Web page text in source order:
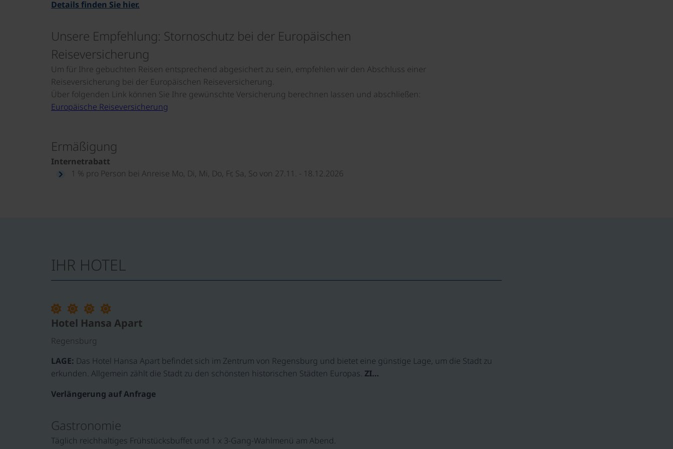
Details finden Sie hier.
Unsere Empfehlung: Stornoschutz bei der Europäischen
Reiseversicherung
Um für Ihre gebuchten Reisen entsprechend abgesichert zu sein, empfehlen wir den Abschluss einer
Reiseversicherung bei der Europäischen Reiseversicherung.
Über folgenden Link können Sie Ihre gewünschte Versicherung berechnen lassen und abschließen:
Europäische Reiseversicherung
Ermäßigung
Internetrabatt
1 % pro Person bei Anreise Mo, Di, Mi, Do, Fr, Sa, So von 27.11. - 18.12.2026
IHR HOTEL
Hotel Hansa Apart
Regensburg
LAGE: Das Hotel Hansa Apart befindet sich im Zentrum von Regensburg und bietet eine günstige Lage, um die Stadt zu
erkunden. Allgemein zählt die Stadt zu den schönsten historischen Städten Europas. ZI…
Verlängerung auf Anfrage
Gastronomie
Täglich reichhaltiges Frühstücksbuffet und 1 x 3-Gang-Wahlmenü am Abend.